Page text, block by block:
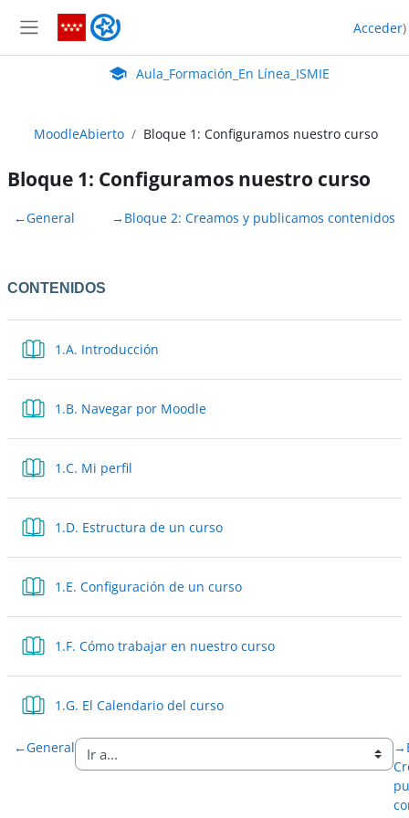
Panel lateral
Aula_Formación_En Línea_ISMIE Acceder)
Aula Virtual de EducaMadrid:
Aula_Formación_En Línea_ISMIE
MoodleAbierto Bloque 1: Configuramos nuestro curso
Bloque 1: Configuramos nuestro curso
Perfilado de sección
←General → Bloque 2: Creamos y publicamos contenidos
CONTENIDOS
1.A. Introducción
1.B. Navegar por MoodleLibro
1.C. Mi perfil
1.D. Estructura de un cursoLibro
1.E. Configuración de un cursoLibro
1.F. Cómo trabajar en nuestro cursoLibro
1.G. El Calendario del cursoLibro
←General →